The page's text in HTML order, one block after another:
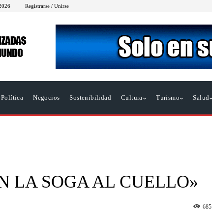
Registrarse / Unirse
Política Negocios Sostenibilidad Cultura Turismo Salud
LA SOGA AL CUELLO»
685